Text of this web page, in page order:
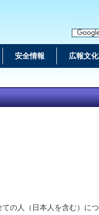
安全情報 広報文化
の人（日本人を含む）に